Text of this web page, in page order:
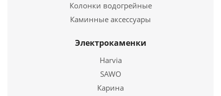
Четверик - Термо ЧТ-430, 0,8-430 d 130/190
6 042
Колонки водогрейные
Каминные аксессуары
Электрокаменки
Harvia
SAWO
Карина